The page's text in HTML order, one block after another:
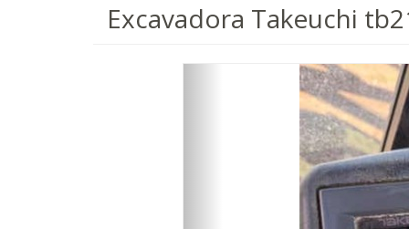
Excavadora Takeuchi